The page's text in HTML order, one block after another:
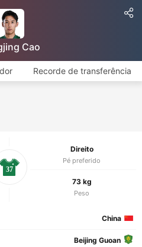
Cao
Recorde de transferência
Direito
Pé preferido
73 kg
Peso
37
China
Beijing Guoan